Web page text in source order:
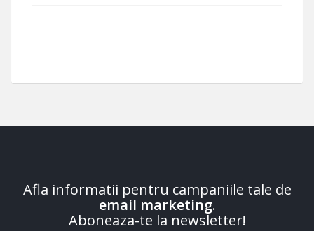
Afla informatii pentru campaniile tale de
email marketing.
Aboneaza-te la newsletter!